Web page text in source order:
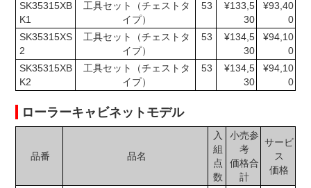
SK35315XB
K1
工具セット（チェストタ
イプ）
53
¥133,5
30
¥93,40
0
SK35315XS
2
工具セット（チェストタ
イプ）
53
¥134,5
30
¥94,10
0
SK35315XB
K2
工具セット（チェストタ
イプ）
53
¥134,5
30
¥94,10
0
ローラーキャビネットモデル
品番 品名
入
組
点
数
小売参
考
価格合
計
サービ
ス
価格